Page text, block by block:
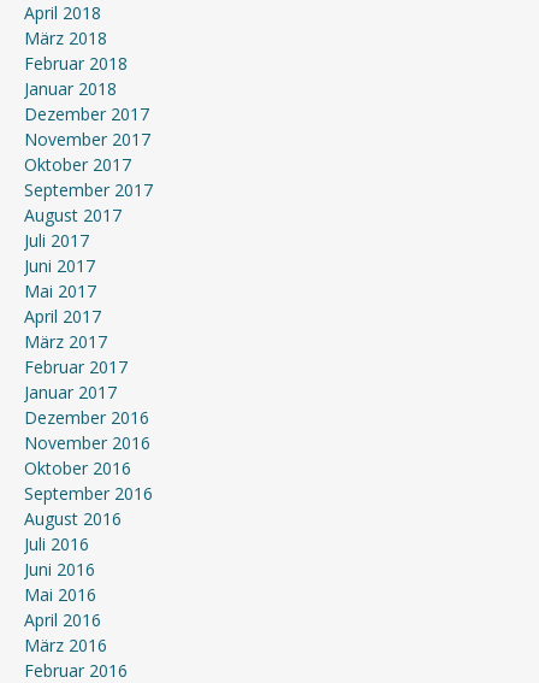
April 2018
März 2018
Februar 2018
Januar 2018
Dezember 2017
November 2017
Oktober 2017
September 2017
August 2017
Juli 2017
Juni 2017
Mai 2017
April 2017
März 2017
Februar 2017
Januar 2017
Dezember 2016
November 2016
Oktober 2016
September 2016
August 2016
Juli 2016
Juni 2016
Mai 2016
April 2016
März 2016
Februar 2016